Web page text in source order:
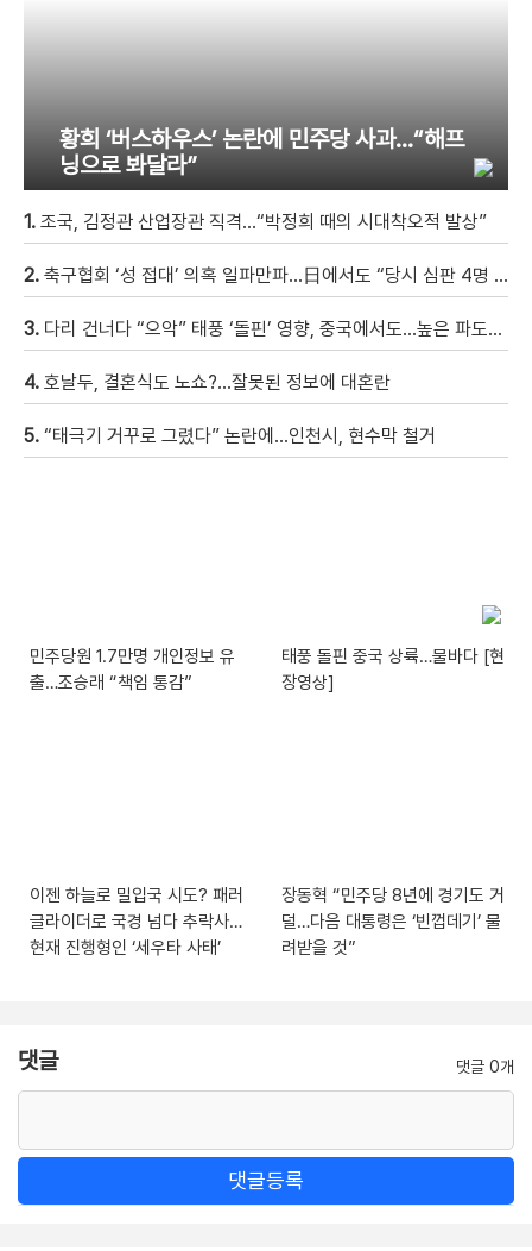
황희 ‘버스하우스’ 논란에 민주당 사과…“해프
닝으로 봐달라”
1. 조국, 김정관 산업장관 직격…“박정희 때의 시대착오적 발상”
2. 축구협회 ‘성 접대’ 의혹 일파만파…日에서도 “당시 심판 4명 조사 착수”
3. 다리 건너다 “으악” 태풍 ‘돌핀’ 영향, 중국에서도…높은 파도에 휩쓸려 9세 아이 실종 [현장영상]
4. 호날두, 결혼식도 노쇼?…잘못된 정보에 대혼란
5. “태극기 거꾸로 그렸다” 논란에…인천시, 현수막 철거
민주당원 1.7만명 개인정보 유
출…조승래 “책임 통감”
태풍 돌핀 중국 상륙…물바다 [현
장영상]
이젠 하늘로 밀입국 시도? 패러
글라이더로 국경 넘다 추락사…
현재 진행형인 ‘세우타 사태’
장동혁 “민주당 8년에 경기도 거
덜…다음 대통령은 ‘빈껍데기’ 물
려받을 것”
댓글 댓글 0개
댓글등록